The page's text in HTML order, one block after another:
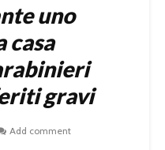
uno
casa
gravi
Add comment